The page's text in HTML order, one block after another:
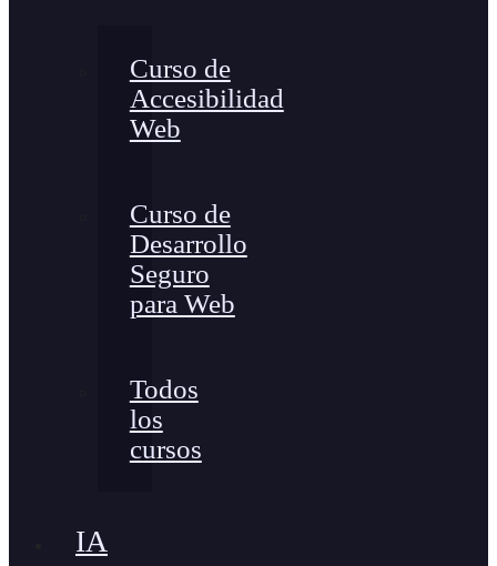
Curso de
Accesibilidad
Web
Curso de
Desarrollo
Seguro
para Web
Todos
los
cursos
IA